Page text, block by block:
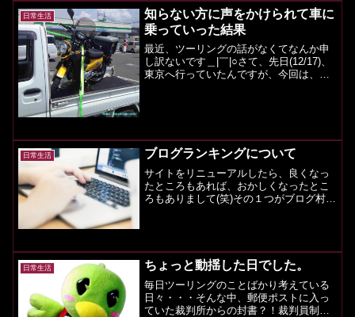
後、面白いとか続けたほうが良いとかご
意見があれば、継続を考...
日常生活
知らない方に声をかけられて車に
乗っていった結果
最近、ツーリングの話がなくてなんか申
し訳ないです＿|￣|○さて、先日(12/17)、
東京へ行っていたんですが、今回は、東
日常生活 ブログランキングについて
サイトをリニューアルしたら、良くなっ
たところもあれば、おかしくなったとこ
ろもありまして(笑)その１つがブログ村の
かと言うと、ブログサ...
日常生活 ちょっと動揺した日でした。
毎日ツーリングのことばかり考えている
日々・・・そんな中、郵便ポストに入っ
ていた裁判所からの封書？！裁判員制度